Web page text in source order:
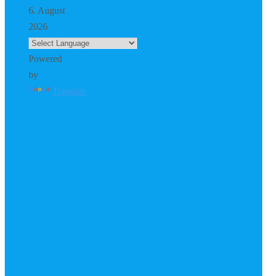
6. August
2026
Powered
by
Translate